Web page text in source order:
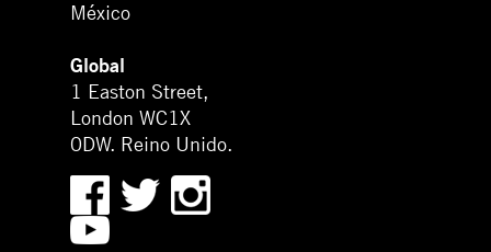
México
Global
1 Easton Street,
London WC1X
0DW. Reino Unido.